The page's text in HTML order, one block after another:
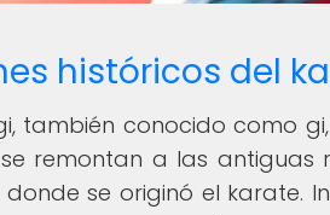
históricos del
también conocido como
remontan a las antiguas
se originó el karate.